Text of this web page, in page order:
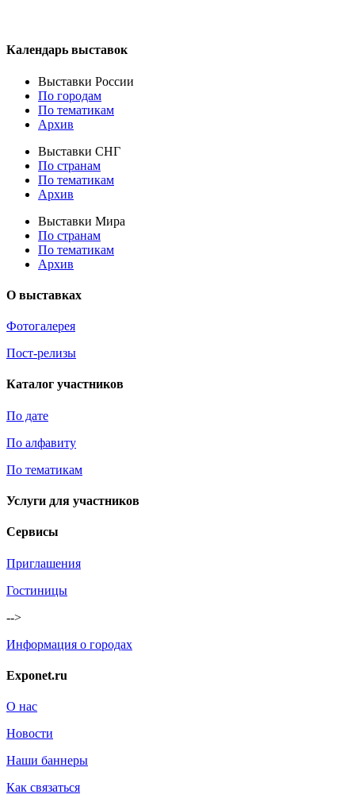
Календарь выставок
Выставки России
По городам
По тематикам
Архив
Выставки СНГ
По странам
По тематикам
Архив
Выставки Мира
По странам
По тематикам
Архив
О выставках
Фотогалерея
Пост-релизы
Каталог участников
По дате
По алфавиту
По тематикам
Услуги для участников
Сервисы
Приглашения
Гостиницы
-->
Информация о городах
Exponet.ru
О нас
Новости
Наши баннеры
Как связаться